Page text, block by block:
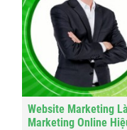
Website Marketing
Marketing Online